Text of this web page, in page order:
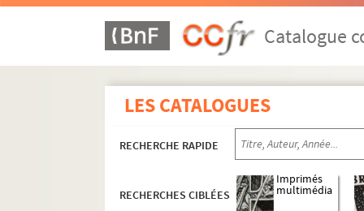
Catalogue
LES CATALOGUES
RECHERCHE RAPIDE
RECHERCHES CIBLÉES
Imprimés
multimédia